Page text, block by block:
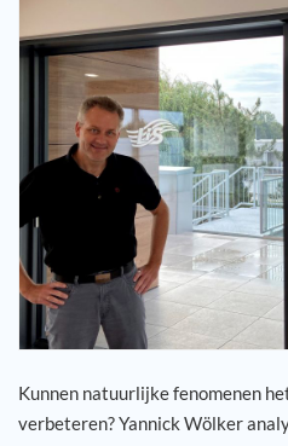
Jouw carrière
Referenties
Nieuws
Contact
Kunnen natuurlijke fenomenen
verbeteren? Yannick Wölker